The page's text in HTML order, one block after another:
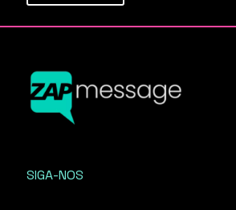
SIGA-NOS